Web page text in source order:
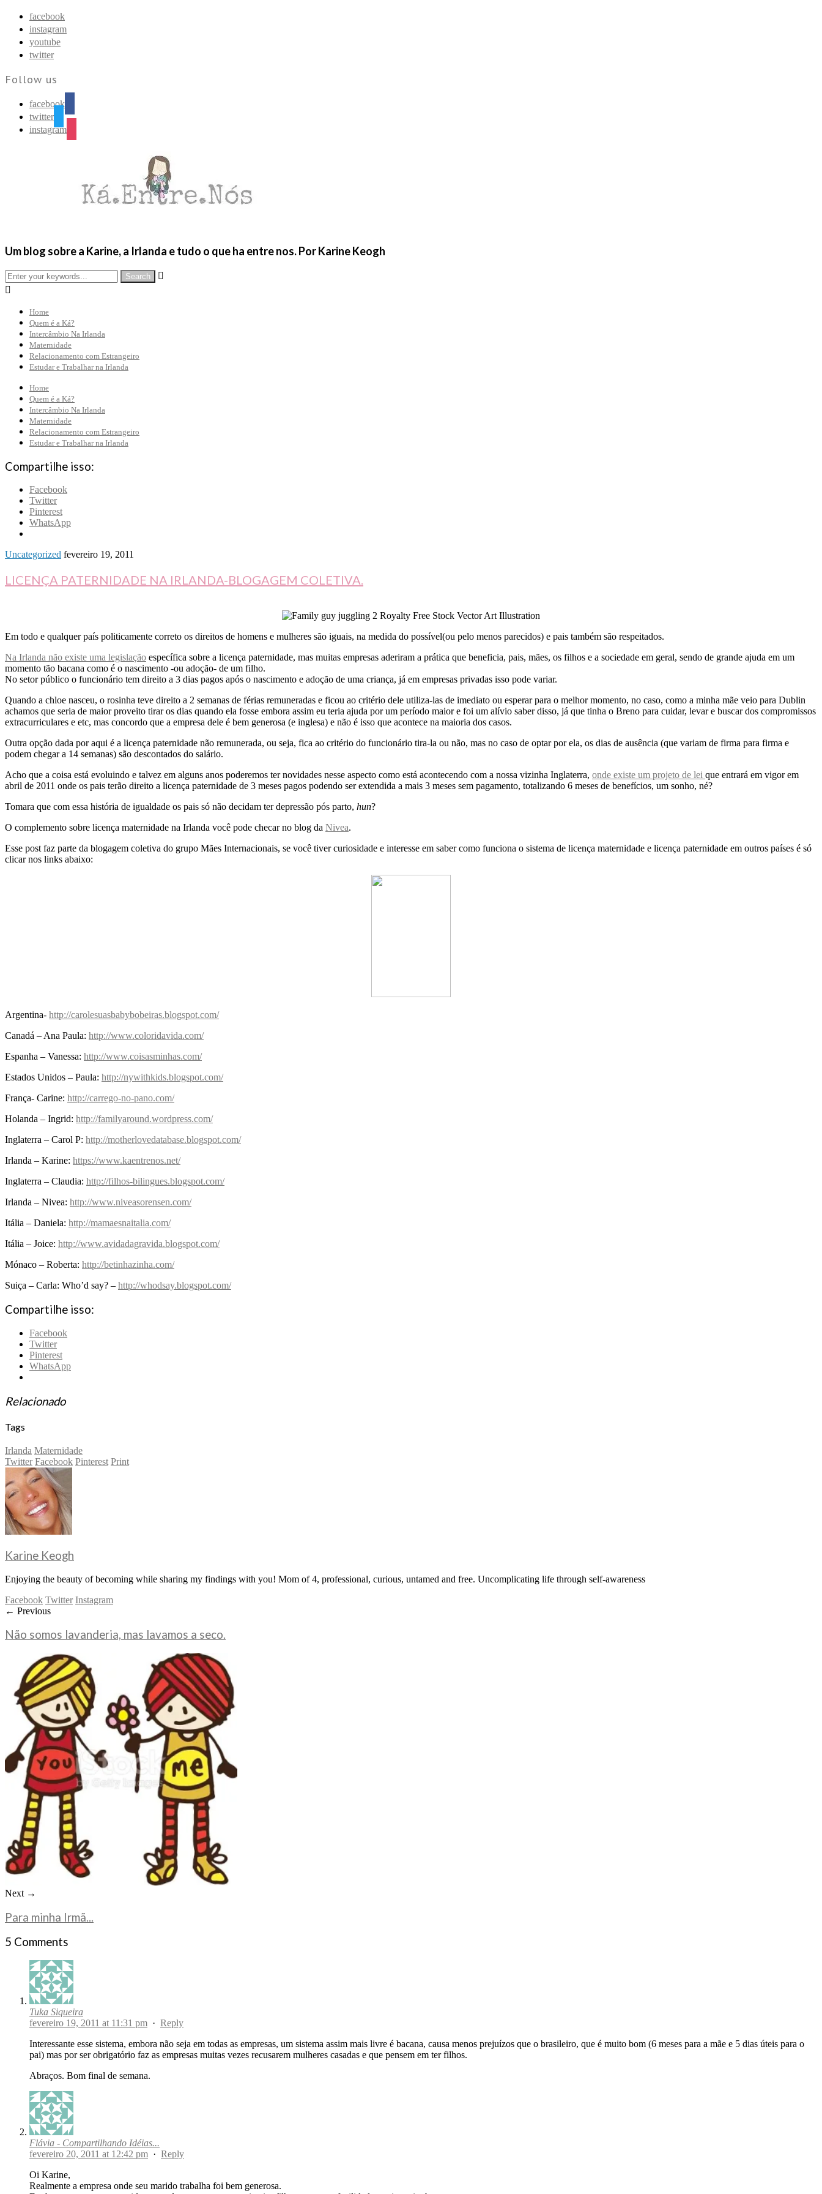
facebook
instagram
youtube
twitter
Follow us
facebook
twitter
instagram
Um blog sobre a Karine, a Irlanda e tudo o que ha entre nos. Por Karine Keogh


Home
Quem é a Ká?
Intercâmbio Na Irlanda
Maternidade
Relacionamento com Estrangeiro
Estudar e Trabalhar na Irlanda
Home
Quem é a Ká?
Intercâmbio Na Irlanda
Maternidade
Relacionamento com Estrangeiro
Estudar e Trabalhar na Irlanda
Compartilhe isso:
Facebook
Twitter
Pinterest
WhatsApp
Uncategorized fevereiro 19, 2011
LICENÇA PATERNIDADE NA IRLANDA-BLOGAGEM COLETIVA.
Em todo e qualquer país politicamente correto os direitos de homens e mulheres são iguais, na medida do possível(ou pelo menos parecidos) e pais também são respeitados.
Na Irlanda não existe uma legislação específica sobre a licença paternidade, mas muitas empresas aderiram a prática que beneficia, pais, mães, os filhos e a sociedade em geral, sendo de grande ajuda em um
momento tão bacana como é o nascimento -ou adoção- de um filho.
No setor público o funcionário tem direito a 3 dias pagos após o nascimento e adoção de uma criança, já em empresas privadas isso pode variar.
Quando a chloe nasceu, o rosinha teve direito a 2 semanas de férias remuneradas e ficou ao critério dele utiliza-las de imediato ou esperar para o melhor momento, no caso, como a minha mãe veio para Dublin
achamos que seria de maior proveito tirar os dias quando ela fosse embora assim eu teria ajuda por um período maior e foi um alívio saber disso, já que tinha o Breno para cuidar, levar e buscar dos compromissos
extracurriculares e etc, mas concordo que a empresa dele é bem generosa (e inglesa) e não é isso que acontece na maioria dos casos.
Outra opção dada por aqui é a licença paternidade não remunerada, ou seja, fica ao critério do funcionário tira-la ou não, mas no caso de optar por ela, os dias de ausência (que variam de firma para firma e
podem chegar a 14 semanas) são descontados do salário.
Acho que a coisa está evoluindo e talvez em alguns anos poderemos ter novidades nesse aspecto como está acontecendo com a nossa vizinha Inglaterra, onde existe um projeto de lei que entrará em vigor em
abril de 2011 onde os pais terão direito a licença paternidade de 3 meses pagos podendo ser extendida a mais 3 meses sem pagamento, totalizando 6 meses de benefícios, um sonho, né?
Tomara que com essa história de igualdade os pais só não decidam ter depressão pós parto, hun?
O complemento sobre licença maternidade na Irlanda você pode checar no blog da Nivea.
Esse post faz parte da blogagem coletiva do grupo Mães Internacionais, se você tiver curiosidade e interesse em saber como funciona o sistema de licença maternidade e licença paternidade em outros países é só
clicar nos links abaixo:
Argentina- http://carolesuasbabybobeiras.blogspot.com/
Canadá – Ana Paula: http://www.coloridavida.com/
Espanha – Vanessa: http://www.coisasminhas.com/
Estados Unidos – Paula: http://nywithkids.blogspot.com/
França- Carine: http://carrego-no-pano.com/
Holanda – Ingrid: http://familyaround.wordpress.com/
Inglaterra – Carol P: http://motherlovedatabase.blogspot.com/
Irlanda – Karine: https://www.kaentrenos.net/
Inglaterra – Claudia: http://filhos-bilingues.blogspot.com/
Irlanda – Nivea: http://www.niveasorensen.com/
Itália – Daniela: http://mamaesnaitalia.com/
Itália – Joice: http://www.avidadagravida.blogspot.com/
Mónaco – Roberta: http://betinhazinha.com/
Suiça – Carla: Who’d say? – http://whodsay.blogspot.com/
Compartilhe isso:
Facebook
Twitter
Pinterest
WhatsApp
Relacionado
Tags
Irlanda Maternidade
Twitter Facebook Pinterest Print
Karine Keogh
Enjoying the beauty of becoming while sharing my findings with you! Mom of 4, professional, curious, untamed and free. Uncomplicating life through self-awareness
Facebook Twitter Instagram
← Previous
Não somos lavanderia, mas lavamos a seco.
Next →
Para minha Irmã...
5 Comments
Tuka Siqueira
fevereiro 19, 2011 at 11:31 pm · Reply
Interessante esse sistema, embora não seja em todas as empresas, um sistema assim mais livre é bacana, causa menos prejuízos que o brasileiro, que é muito bom (6 meses para a mãe e 5 dias úteis para o
pai) mas por ser obrigatório faz as empresas muitas vezes recusarem mulheres casadas e que pensem em ter filhos.
Abraços. Bom final de semana.
Flávia - Compartilhando Idéias...
fevereiro 20, 2011 at 12:42 pm · Reply
Oi Karine,
Realmente a empresa onde seu marido trabalha foi bem generosa.